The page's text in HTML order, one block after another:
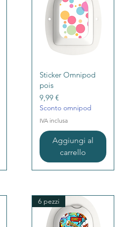
Vista rapida
Sticker Omnipod
pois
Prezzo
9,99 €
Sconto omnipod
IVA inclusa
Aggiungi al
carrello
6 pezzi